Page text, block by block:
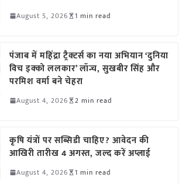
August 5, 2026 1 min read
पंजाब में महिंद्रा ट्रैक्टर्स का नया अभियान ‘दुनिया
विच इक्को ललकार’ लॉन्च, सुखबीर सिंह और
परमिश वर्मा बने चेहरा
August 4, 2026 2 min read
कृषि यंत्रों पर सब्सिडी चाहिए? आवेदन की
आखिरी तारीख 4 अगस्त, जल्द करें अप्लाई
August 4, 2026 1 min read